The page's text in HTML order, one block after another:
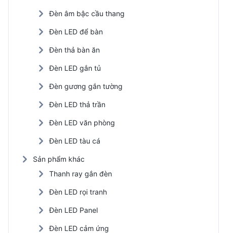
Đèn âm bậc cầu thang
Đèn LED để bàn
Đèn thả bàn ăn
Đèn LED gắn tủ
Đèn gương gắn tường
Đèn LED thả trần
Đèn LED văn phòng
Đèn LED tàu cá
Sản phẩm khác
Thanh ray gắn đèn
Đèn LED rọi tranh
Đèn LED Panel
Đèn LED cảm ứng